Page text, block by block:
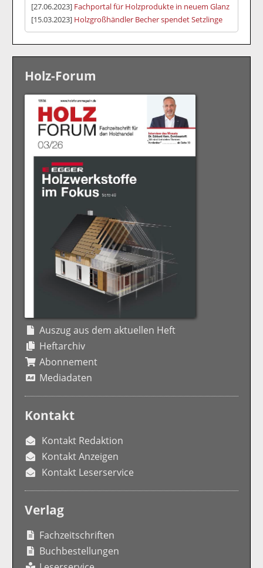
[27.06.2023] Fachportal für Holzprodukte in neuem Glanz
[15.03.2023] Holzgroßhändler Becher spendet Setzlinge
Holz-Forum
Auszug aus dem aktuellen Heft
Heftarchiv
Abonnement
Mediadaten
Kontakt
Kontakt Redaktion
Kontakt Anzeigen
Kontakt Leserservice
Verlag
Fachzeitschriften
Buchbestellungen